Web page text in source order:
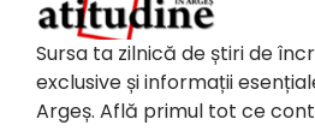
Sursa ta zilnică de știri de
exclusive și informații
Argeș. Află primul tot ce